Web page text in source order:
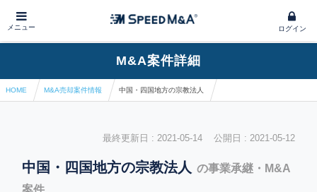
メニュー ログイン
M&A案件詳細
HOME M&A売却案件情報 中国・四国地方の宗教法人
最終更新日 : 2021-05-14 公開日 : 2021-05-12
中国・四国地方の宗教法人
の事業承継・M&A
案件